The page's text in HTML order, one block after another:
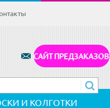
САЙТ ПРЕДЗАКАЗОВ
И КОЛГОТКИ